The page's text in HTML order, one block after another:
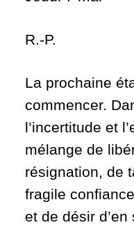
R.-P.
La prochaine
commencer.
l’incertitude et
mélange de
résignation, de
fragile
et de désir d’en